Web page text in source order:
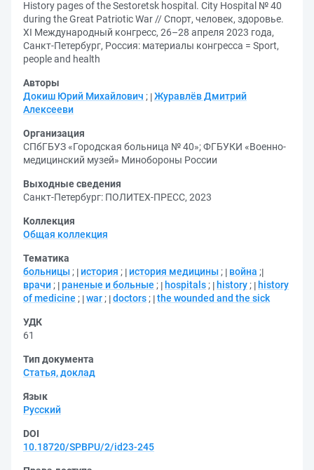
History pages of the Sestoretsk hospital. City Hospital № 40
during the Great Patriotic War // Спорт, человек, здоровье.
XI Международный конгресс, 26–28 апреля 2023 года,
Санкт-Петербург, Россия: материалы конгресса = Sport,
people and health
Авторы
Докиш Юрий Михайлович ; Журавлёв Дмитрий
Алексееви
Организация
СПбГБУЗ «Городская больница № 40»;ФГБУКИ «Военно-
медицинский музей» Минобороны России
Выходные сведения
Санкт-Петербург: ПОЛИТЕХ-ПРЕСС, 2023
Коллекция
Общая коллекция
Тематика
больницы ; история ; история медицины ; война ;
врачи ; раненые и больные ; hospitals ; history ;
history
of medicine ; war ; doctors ; the wounded and the sick
УДК
61
Тип документа
Статья, доклад
Язык
Русский
DOI
10.18720/SPBPU/2/id23-245